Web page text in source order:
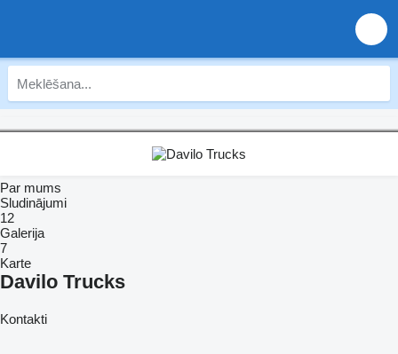
Par mums
Sludinājumi
12
Galerija
7
Karte
Davilo Trucks
Kontakti